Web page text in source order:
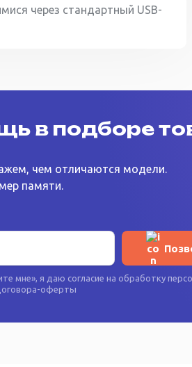
через стандартный USB-
в подборе
чем отличаются модели.
памяти.
мне», я даю согласие на обработку
оферты